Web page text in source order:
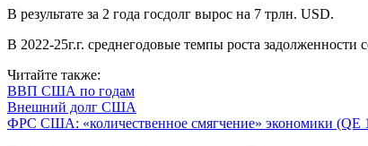
В результате за 2 года госдолг вырос на 7 трлн. USD.
В 2022-25г.г. среднегодовые темпы роста задолженности
Читайте также:
ВВП США по годам
Внешний долг США
ФРС США: «количественное смягчение» экономики (QE